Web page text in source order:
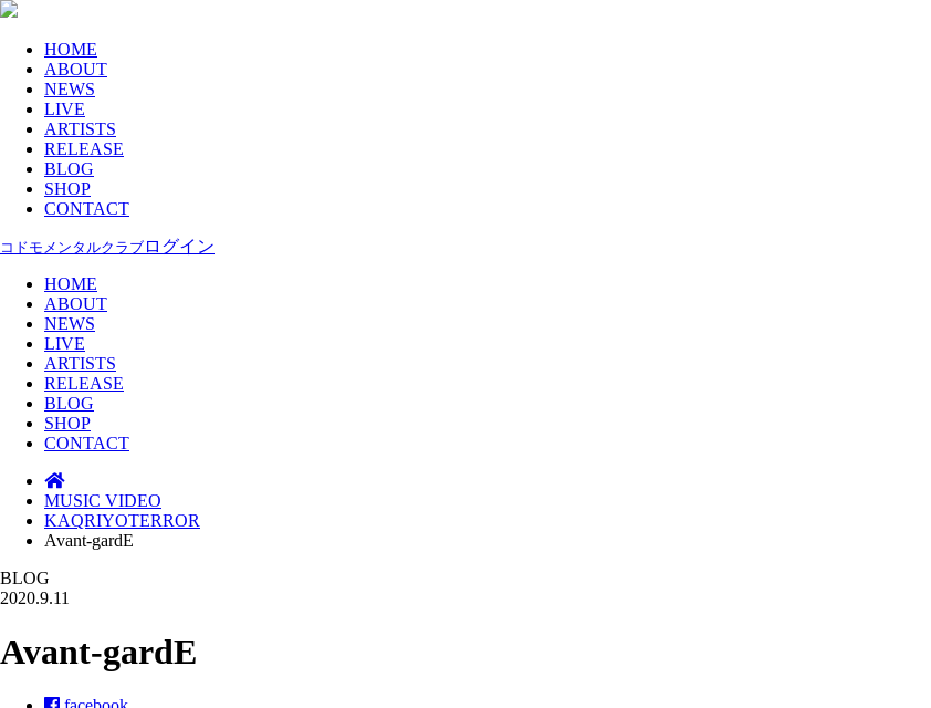
HOME
ABOUT
NEWS
LIVE
ARTISTS
RELEASE
BLOG
SHOP
CONTACT
コドモメンタルクラブ ログイン
HOME
ABOUT
NEWS
LIVE
ARTISTS
RELEASE
BLOG
SHOP
CONTACT
MUSIC VIDEO
KAQRIYOTERROR
Avant-gardE
BLOG
2020.9.11
Avant-gardE